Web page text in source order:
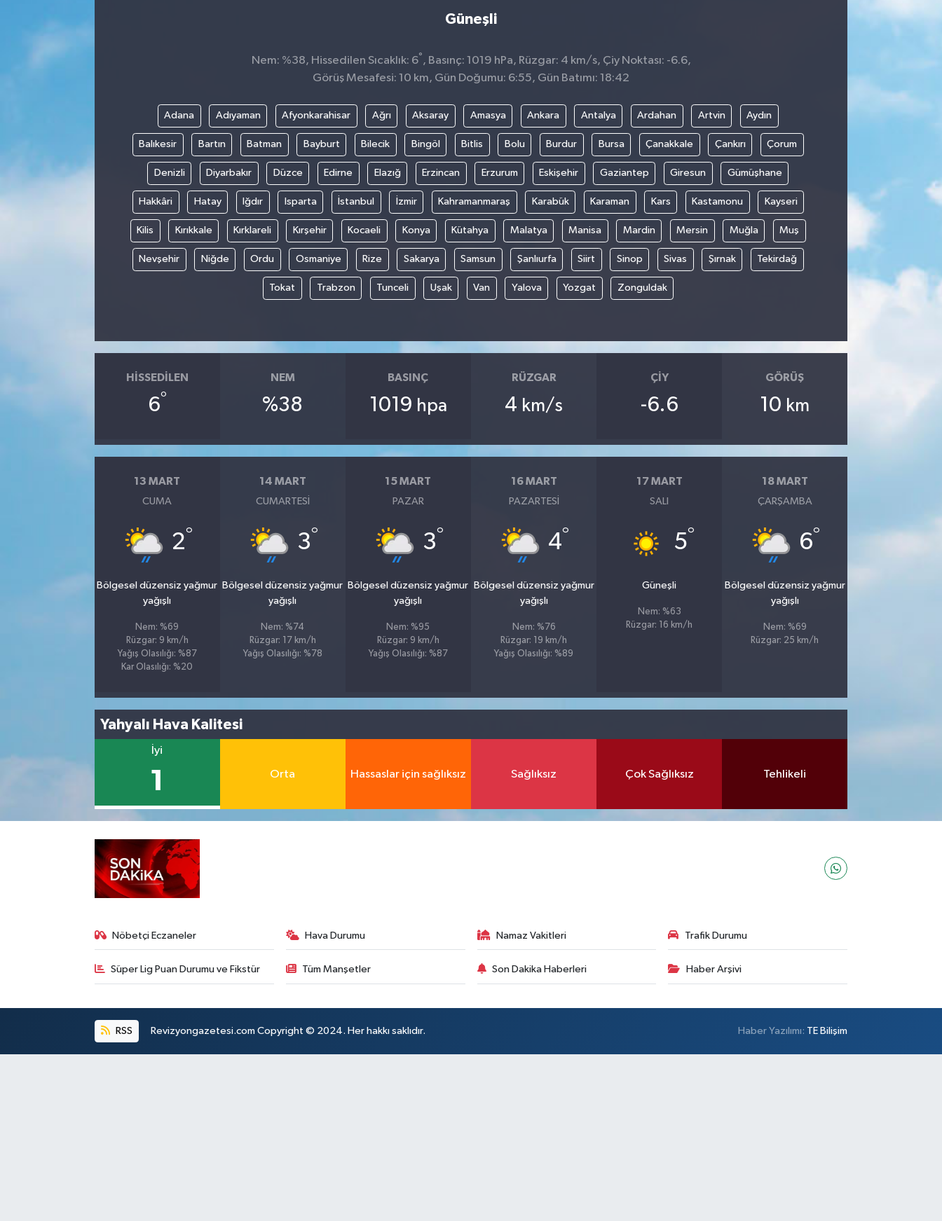
Güneşli
Nem: %38, Hissedilen Sıcaklık: 6° , Basınç: 1019 hPa, Rüzgar: 4 km/s, Çiy Noktası: -6.6,
Görüş Mesafesi: 10 km, Gün Doğumu: 6:55, Gün Batımı: 18:42
Adana Adıyaman Afyonkarahisar Ağrı Aksaray Amasya Ankara Antalya Ardahan Artvin Aydın
Balıkesir Bartın Batman Bayburt Bilecik Bingöl Bitlis Bolu Burdur Bursa Çanakkale Çankırı Çorum
Denizli Diyarbakır Düzce Edirne Elazığ Erzincan Erzurum Eskişehir Gaziantep Giresun Gümüşhane
Hakkâri Hatay Iğdır Isparta İstanbul İzmir Kahramanmaraş Karabük Karaman Kars Kastamonu Kayseri
Kilis Kırıkkale Kırklareli Kırşehir Kocaeli Konya Kütahya Malatya Manisa Mardin Mersin Muğla Muş
Nevşehir Niğde Ordu Osmaniye Rize Sakarya Samsun Şanlıurfa Siirt Sinop Sivas Şırnak Tekirdağ
Tokat Trabzon Tunceli Uşak Van Yalova Yozgat Zonguldak
HISSEDILEN
6°
NEM
%38
BASINÇ
1019 hpa
RÜZGAR
4 km/s
ÇIY
-6.6
GÖRÜŞ
10 km
13 MART
CUMA
2°
Bölgesel düzensiz yağmur
yağışlı
Nem: %69
Rüzgar: 9 km/h
Yağış Olasılığı: %87
Kar Olasılığı: %20
14 MART
CUMARTESI
3°
Bölgesel düzensiz yağmur
yağışlı
Nem: %74
Rüzgar: 17 km/h
Yağış Olasılığı: %78
15 MART
PAZAR
3°
Bölgesel düzensiz yağmur
yağışlı
Nem: %95
Rüzgar: 9 km/h
Yağış Olasılığı: %87
16 MART
PAZARTESI
4°
Bölgesel düzensiz yağmur
yağışlı
Nem: %76
Rüzgar: 19 km/h
Yağış Olasılığı: %89
17 MART
SALI
5°
Güneşli
Nem: %63
Rüzgar: 16 km/h
18 MART
ÇARŞAMBA
6°
Bölgesel düzensiz yağmur
yağışlı
Nem: %69
Rüzgar: 25 km/h
Yahyalı Hava Kalitesi
İyi
1 Orta Hassaslar için sağlıksız Sağlıksız Çok Sağlıksız Tehlikeli
Nöbetçi Eczaneler Hava Durumu Namaz Vakitleri Trafik Durumu
Süper Lig Puan Durumu ve Fikstür Tüm Manşetler Son Dakika Haberleri Haber Arşivi
RSS Revizyongazetesi.com Copyright © 2024. Her hakkı saklıdır. Haber Yazılımı: TE Bilişim